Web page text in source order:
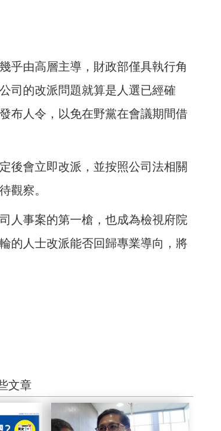
乎由高層主導，財政部僅具執行角
司的改派問題就算是人選已經確
布人令，以免在野黨在會議期間借
後會立即改派，並按照公司法相關
觀察。
人事案的第一槍，也成為檢視府院
的人士改派能否回歸專業導向，將
文章